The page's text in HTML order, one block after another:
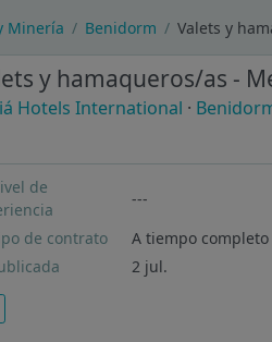
Minería Benidorm Valets y
y hamaqueros/as -
Hotels International ·
de
---
de contrato
A tiempo completo
2 jul.